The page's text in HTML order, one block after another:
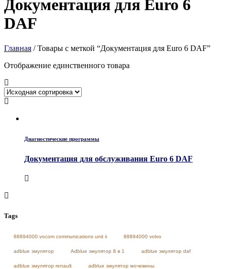
Документация для Euro 6
DAF
Главная / Товары с меткой “Документация для Euro 6 DAF”
Отображение единственного товара
Диагностические программы
Документация для обслуживания Euro 6 DAF
Tags
88894000 vocom communications unit ii 88894000 volvo
adblue эмулятор Adblue эмулятор 8 в 1 adblue эмулятор daf
adblue эмулятор renault adblue эмулятор мочевины